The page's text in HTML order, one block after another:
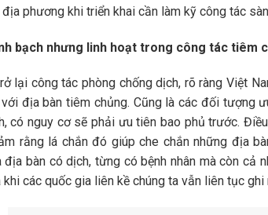
địa phương khi triển khai cần làm kỹ công tác
bạch nhưng linh hoạt trong công tác tiêm
lại công tác phòng chống dịch, rõ ràng Việt
địa bàn tiêm chủng. Cũng là các đối tượng
có nguy cơ sẽ phải ưu tiên bao phủ trước.
rằng lá chắn đó giúp che chắn những địa
địa bàn có dịch, từng có bệnh nhân mà còn cả
khi các quốc gia liên kề chúng ta vẫn liên tục ghi